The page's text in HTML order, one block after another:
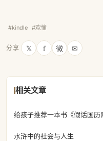
#kindle #欢愉
分享 𝕏 f 微 ✉
相关文章
给孩子推荐一本书《假话国历
水浒中的社会与人生